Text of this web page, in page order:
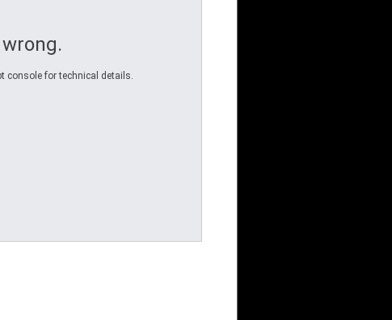
console for technical details.